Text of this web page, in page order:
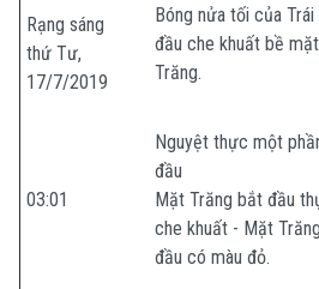
Rạng sáng
thứ Tư,
17/7/2019
Bóng nửa tối của
đầu che khuất bề
Trăng.
03:01
Nguyệt thực một
đầu
Mặt Trăng bắt đầu
che khuất - Mặt
đầu có màu đỏ.